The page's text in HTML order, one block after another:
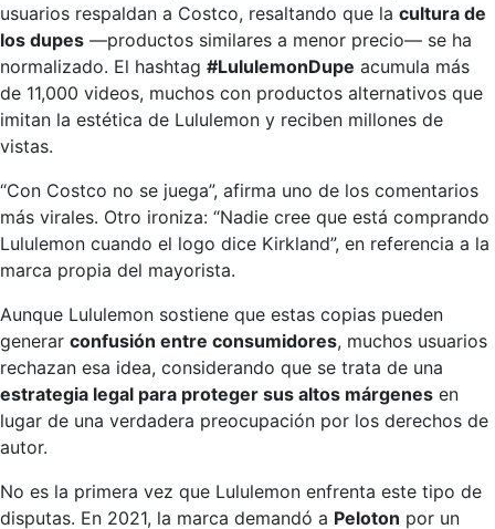
usuarios respaldan a Costco, resaltando que la cultura de
los dupes —productos similares a menor precio— se ha
normalizado. El hashtag #LululemonDupe acumula más
de 11,000 videos, muchos con productos alternativos que
imitan la estética de Lululemon y reciben millones de
vistas.
“Con Costco no se juega”, afirma uno de los comentarios
más virales. Otro ironiza: “Nadie cree que está comprando
Lululemon cuando el logo dice Kirkland”, en referencia a la
marca propia del mayorista.
Aunque Lululemon sostiene que estas copias pueden
generar confusión entre consumidores, muchos usuarios
rechazan esa idea, considerando que se trata de una
estrategia legal para proteger sus altos márgenes en
lugar de una verdadera preocupación por los derechos de
autor.
No es la primera vez que Lululemon enfrenta este tipo de
disputas. En 2021, la marca demandó a Peloton por un